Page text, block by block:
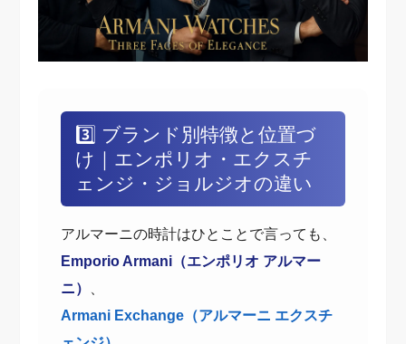
3️⃣ ブランド別特徴と位置づ
け｜エンポリオ・エクスチ
ェンジ・ジョルジオの違い
アルマーニの時計はひとことで言っても、
Emporio Armani（エンポリオ アルマー
ニ）
Armani Exchange（アルマーニ エクスチ